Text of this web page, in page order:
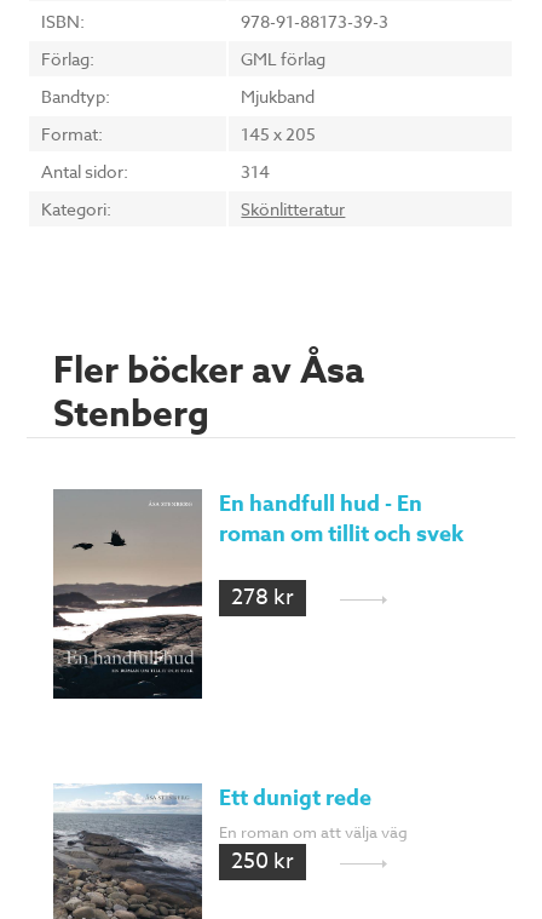
ISBN:
978-91-88173-39-3
Förlag:
GML förlag
Bandtyp:
Mjukband
Format:
145 x 205
Antal sidor:
314
Kategori:
Skönlitteratur
Fler böcker av Åsa
Stenberg
En handfull hud - En
roman om tillit och svek
278 kr
Ett dunigt rede
En roman om att välja väg
250 kr